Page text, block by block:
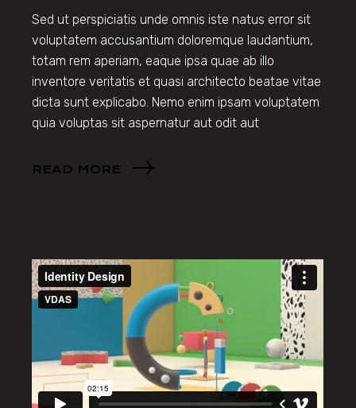
Sed ut perspiciatis unde omnis iste natus error sit
voluptatem accusantium doloremque laudantium,
totam rem aperiam, eaque ipsa quae ab illo
inventore veritatis et quasi architecto beatae vitae
dicta sunt explicabo. Nemo enim ipsam voluptatem
quia voluptas sit aspernatur aut odit aut
READ MORE